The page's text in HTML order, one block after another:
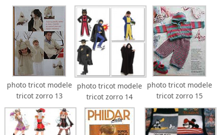
photo tricot modele
tricot zorro 13
photo tricot modele
tricot zorro 14
photo tricot modele
tricot zorro 15